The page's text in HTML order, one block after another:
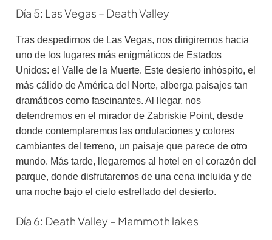
Día 5: Las Vegas – Death Valley
Tras despedirnos de Las Vegas, nos dirigiremos hacia
uno de los lugares más enigmáticos de Estados
Unidos: el Valle de la Muerte. Este desierto inhóspito, el
más cálido de América del Norte, alberga paisajes tan
dramáticos como fascinantes. Al llegar, nos
detendremos en el mirador de Zabriskie Point, desde
donde contemplaremos las ondulaciones y colores
cambiantes del terreno, un paisaje que parece de otro
mundo. Más tarde, llegaremos al hotel en el corazón del
parque, donde disfrutaremos de una cena incluida y de
una noche bajo el cielo estrellado del desierto.
Día 6: Death Valley – Mammoth lakes